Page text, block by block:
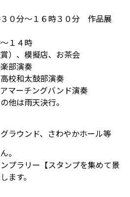
３０分～１６時３０分 作品展
１４時
）、模擬店、お茶会
演奏
校和太鼓部演奏
マーチングバンド演奏
他は雨天決行。
ウンド、さわやかホール等
。
プラリー【スタンプを集めて景
ます。